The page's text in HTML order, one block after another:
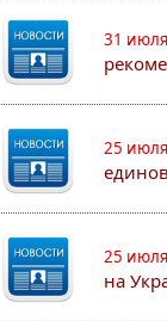
31
25
25
на